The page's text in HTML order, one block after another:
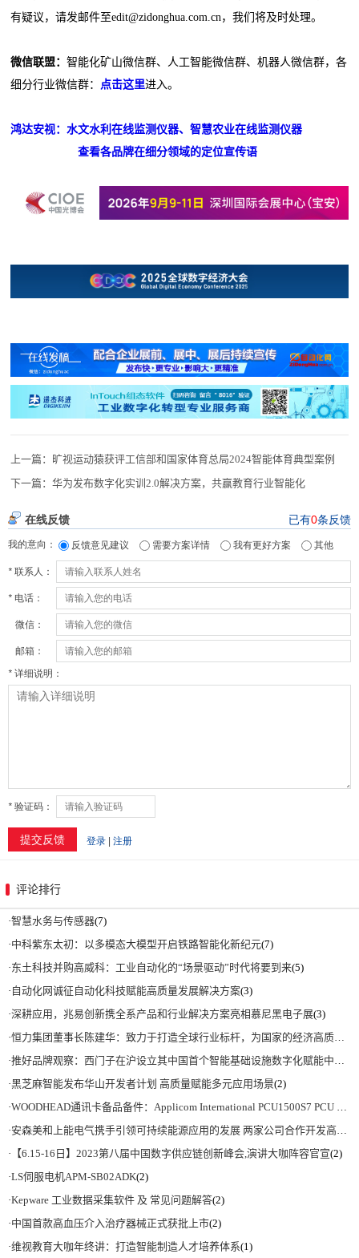
有疑议，请发邮件至edit@zidonghua.com.cn，我们将及时处理。
微信联盟：智能化矿山微信群、人工智能微信群、机器人微信群，各
细分行业微信群：
点击这里进入。
鸿达安视：水文水利在线监测仪器、智慧农业在线监测仪器
查看各品牌在细分领域的定位宣传语
上一篇：
旷视运动猿获评工信部和国家体育总局2024智能体育典型案例
下一篇：华为发布数字化实训2.0解决方案，共赢教育行业智能化
评论排行
·智慧水务与传感器(7)
·中科紫东太初：以多模态大模型开启铁路智能化新纪元(7)
·东土科技并购高威科：工业自动化的“场景驱动”时代将要到来(5)
· 自动化网诚征自动化科技赋能高质量发展解决方案(3)
·深耕应用，兆易创新携全系产品和行业解决方案亮相慕尼黑电子展(3)
·恒力集团董事长陈建华：致力于打造全球行业标杆，为国家的经济高质量发展贡献更大力量|上海电气集团党委书记、董事长吴磊来访
·推好品牌观察：西门子在沪设立其中国首个智能基础设施数字化赋能中心
·黑芝麻智能发布华山开发者计划 高质量赋能多元应用场景(2)
·WOODHEAD通讯卡备品备件：Applicom International PCU1500S7 PCU 1500 S7 V4.5.0
·安森美和上能电气携手引领可持续能源应用的发展 两家公司合作开发高性能储能和太阳能组串式逆变器方案 以实现可持续的未来
· 【6.15-16日】2023第八届中国数字供应链创新峰会,演讲大咖阵容官宣(2)
·LS伺服电机APM-SB02ADK(2)
·Kepware 工业数据采集软件 及 常见问题解答(2)
·中国首款高血压介入治疗器械正式获批上市(2)
·维视教育大咖年终讲：打造智能制造人才培养体系(1)